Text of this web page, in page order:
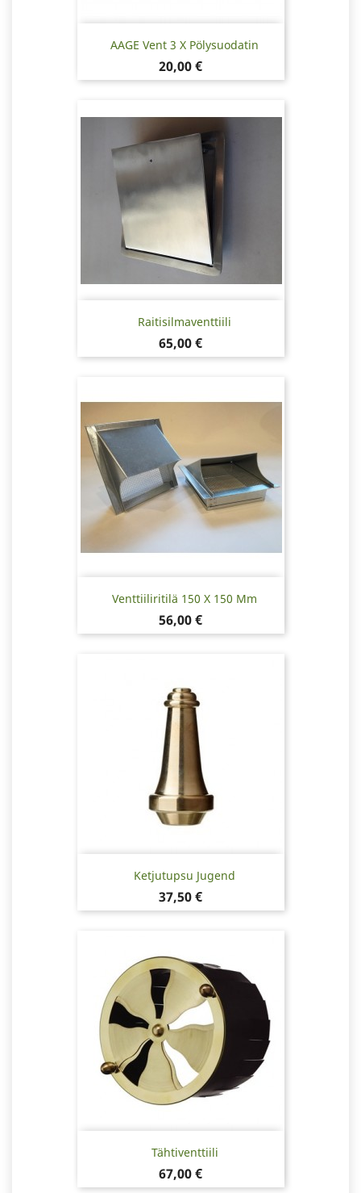
AAGE Vent 3 X Pölysuodatin
Hinta
20,00 €
Raitisilmaventtiili
Hinta
65,00 €
Venttiiliritilä 150 X 150 Mm
Hinta
56,00 €
Ketjutupsu Jugend
Hinta
37,50 €
Tähtiventtiili
Hinta
67,00 €